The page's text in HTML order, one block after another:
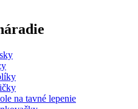
na tavné lepenie